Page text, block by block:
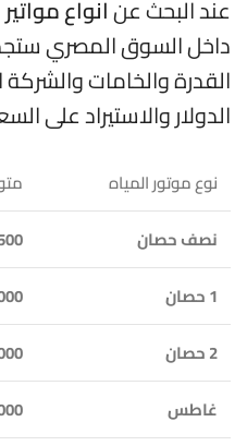
عند البحث عنانواع
داخل السوق المصري
القدرة والخامات
الدولار والاستيراد على
نوع موتور المياه
نصف حصان
2500 إلى
1 حصان
4000 إلى
2 حصان
7000 إلى
غاطس
9000 إلى